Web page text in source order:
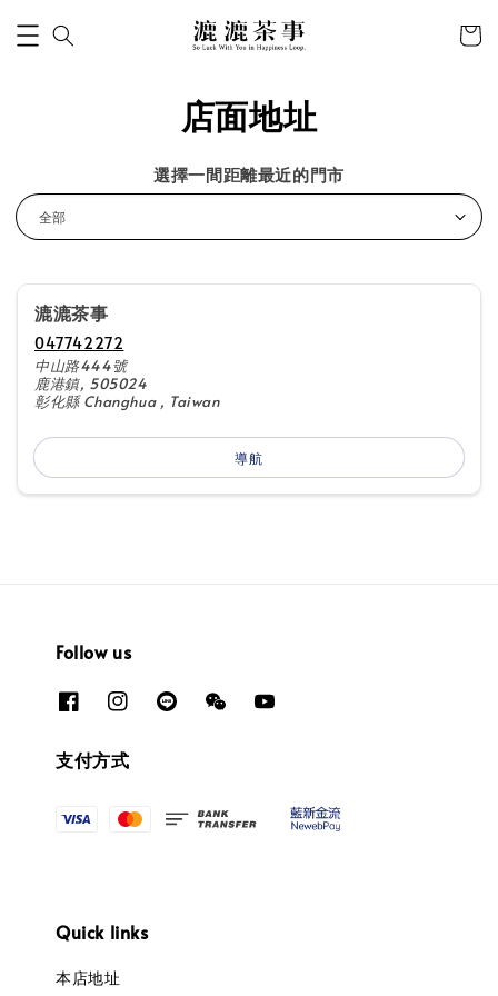
店面地址
選擇一間距離最近的門市
漉漉茶事
047742272
中山路444號
鹿港鎮, 505024
彰化縣 Changhua , Taiwan
導航
Follow us
支付方式
Quick links
本店地址